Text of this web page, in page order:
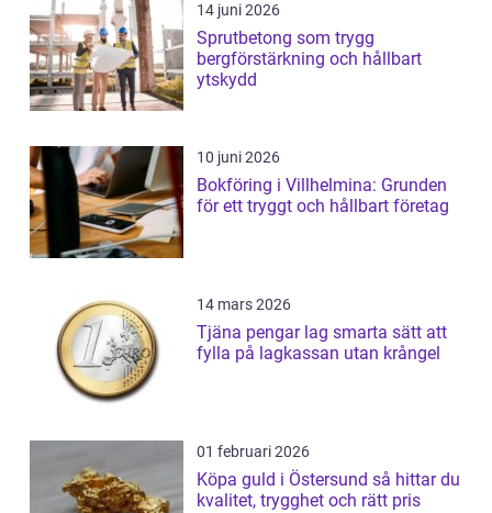
14 juni 2026
Sprutbetong som trygg
bergförstärkning och hållbart
ytskydd
10 juni 2026
Bokföring i Villhelmina: Grunden
för ett tryggt och hållbart företag
14 mars 2026
Tjäna pengar lag smarta sätt att
fylla på lagkassan utan krångel
01 februari 2026
Köpa guld i Östersund så hittar du
kvalitet, trygghet och rätt pris